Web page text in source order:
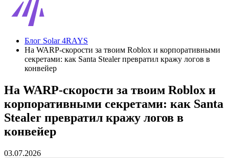
Блог Solar 4RAYS
На WARP-скорости за твоим Roblox и корпоративными
секретами: как Santa Stealer превратил кражу логов в
конвейер
На WARP-скорости за твоим Roblox и
корпоративными секретами: как Santa
Stealer превратил кражу логов в
конвейер
03.07.2026